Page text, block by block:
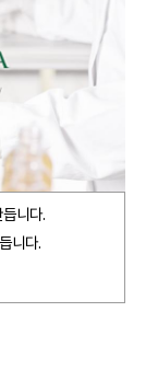
니다.
니다.